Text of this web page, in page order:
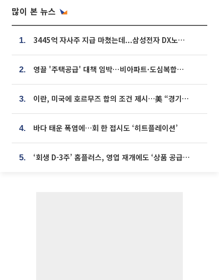
많이 본 뉴스
1. 3445억 자사주 지급 마쳤는데...삼성전자 DX노조, 뒤늦은 '떼쓰기 집회'
2. 영끌 '주택공급' 대책 임박⋯비아파트·도심복합까지 총동원
3. 이란, 미국에 호르무즈 합의 조건 제시…美 “경기 아직 안 끝나” [종합]
4. 바다 태운 폭염에…회 한 접시도 ‘히트플레이션’
5. ‘회생 D-3주’ 홈플러스, 영업 재개에도 ‘상품 공급망’ 복구가 생존 관건